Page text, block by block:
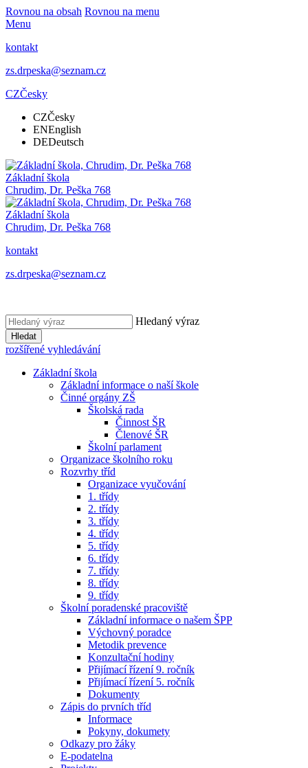
Rovnou na obsah Rovnou na menu
Menu
kontakt
zs.drpeska@seznam.cz
CZČesky
CZČesky
ENEnglish
DEDeutsch
Základní škola
Chrudim, Dr. Peška 768
Základní škola
Chrudim, Dr. Peška 768
kontakt
zs.drpeska@seznam.cz
Hledaný výraz
Hledat
rozšířené vyhledávání
Základní škola
Základní informace o naší škole
Činné orgány ZŠ
Školská rada
Činnost ŠR
Členové ŠR
Školní parlament
Organizace školního roku
Rozvrhy tříd
Organizace vyučování
1. třídy
2. třídy
3. třídy
4. třídy
5. třídy
6. třídy
7. třídy
8. třídy
9. třídy
Školní poradenské pracoviště
Základní informace o našem ŠPP
Výchovný poradce
Metodik prevence
Konzultační hodiny
Přijímací řízení 9. ročník
Přijímací řízení 5. ročník
Dokumenty
Zápis do prvních tříd
Informace
Pokyny, dokumety
Odkazy pro žáky
E-podatelna